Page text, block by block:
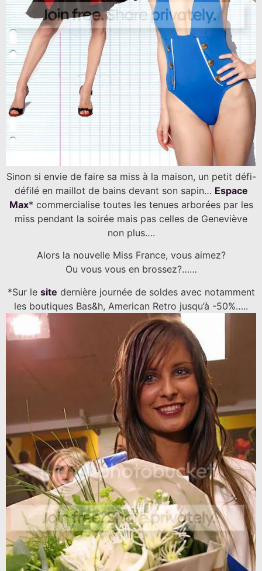
Sinon si envie de faire sa miss à la maison, un petit défi-
défilé en maillot de bains devant son sapin… Espace
Max* commercialise toutes les tenues arborées par les
miss pendant la soirée mais pas celles de Geneviève
non plus….
Alors la nouvelle Miss France, vous aimez?
Ou vous vous en brossez?……
*Sur le site dernière journée de soldes avec notamment
les boutiques Bas&h, American Retro jusqu’à -50%…..